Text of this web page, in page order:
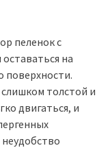
пеленок с
на
поверхности.
толстой и
двигаться, и